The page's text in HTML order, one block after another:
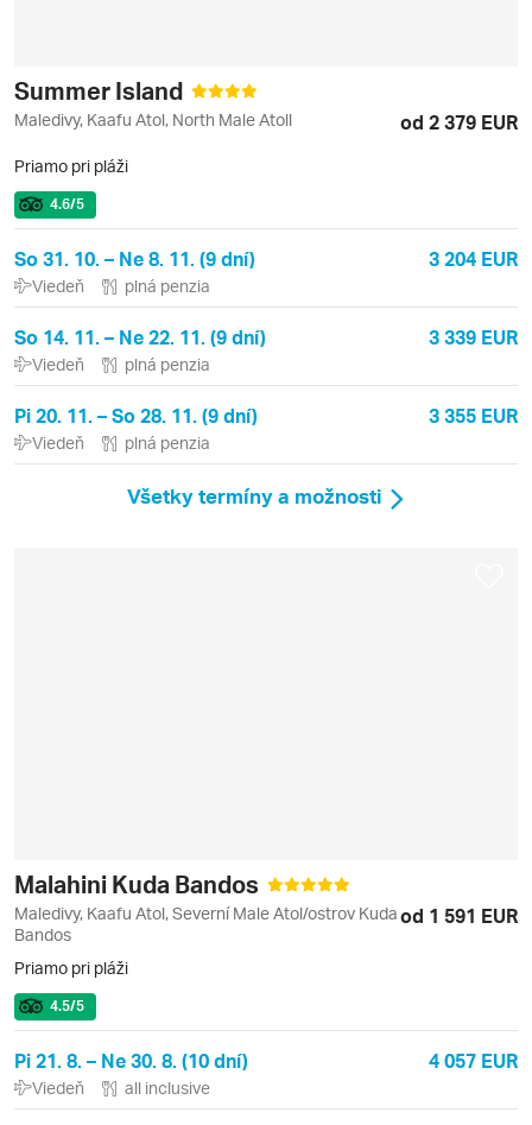
Summer Island
Maledivy, Kaafu Atol, North Male Atoll od 2 379 EUR
Priamo pri pláži
4.6/5
So 31. 10. – Ne 8. 11. (9 dní) 3 204 EUR
Viedeň plná penzia
So 14. 11. – Ne 22. 11. (9 dní) 3 339 EUR
Viedeň plná penzia
Pi 20. 11. – So 28. 11. (9 dní) 3 355 EUR
Viedeň plná penzia
Všetky termíny a možnosti
Malahini Kuda Bandos
Maledivy, Kaafu Atol, Severní Male Atol/ostrov Kuda
Bandos
od 1 591 EUR
Priamo pri pláži
4.5/5
Pi 21. 8. – Ne 30. 8. (10 dní) 4 057 EUR
Viedeň all inclusive